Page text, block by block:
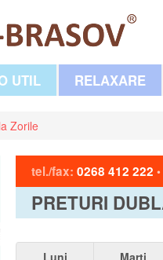
UTIL RELAXARE
Zorile
tel./fax: 0268 412 222 •
PRETURI
Luni Marti